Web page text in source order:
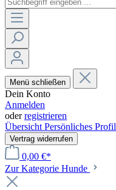
Menü schließen
Dein Konto
Anmelden
oderregistrieren
Übersicht Persönliches Profil
Vertrag widerrufen
0,00 €*
Zur Kategorie Hunde